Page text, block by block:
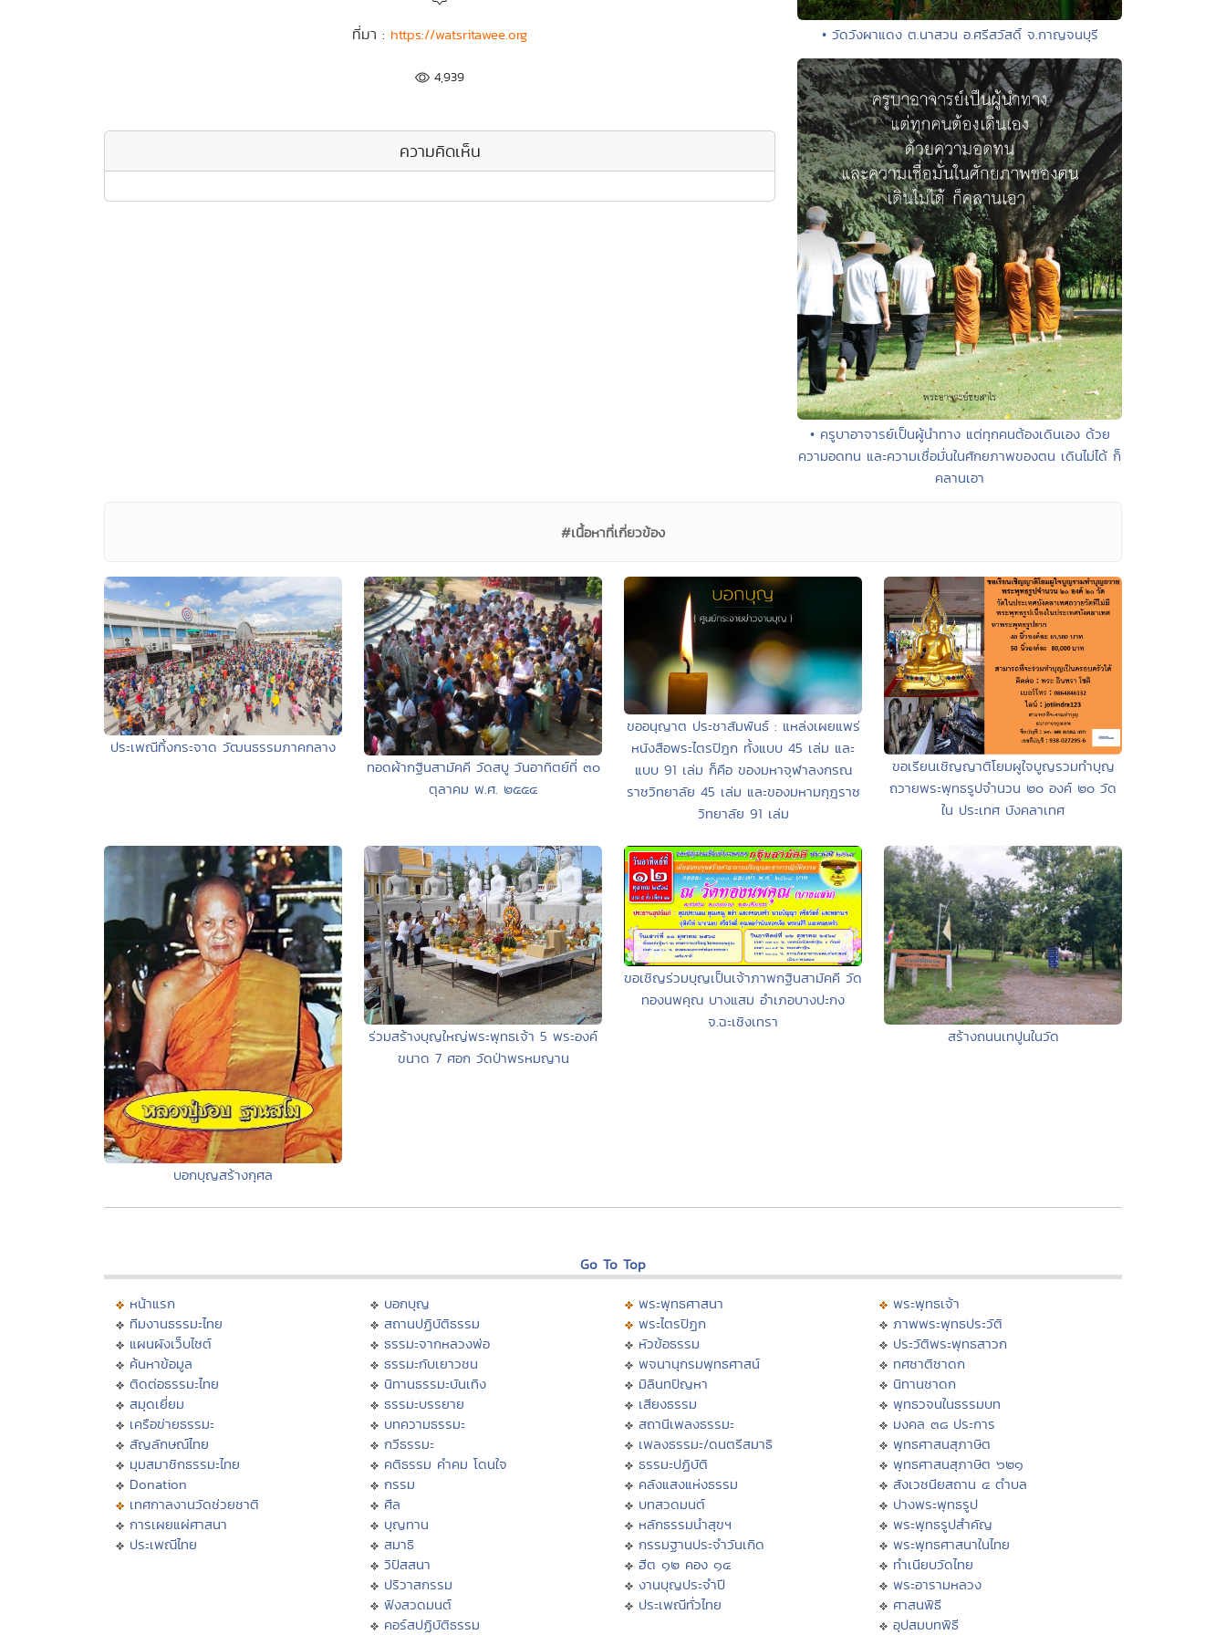
ที่มา : https://watsritawee.org
4,939
ความคิดเห็น
• วัดวังผาแดง ต.นาสวน อ.ศรีสวัสดิ์ จ.กาญจนบุรี
• ครูบาอาจารย์เป็นผู้นำทาง แต่ทุกคนต้องเดินเอง ด้วย
ความอดทน และความเชื่อมั่นในศักยภาพของตน เดินไม่ได้ ก็
คลานเอา
#เนื้อหาที่เกี่ยวข้อง
ประเพณีทิ้งกระจาด วัฒนธรรมภาคกลาง
ทอดผ้ากฐินสามัคคี วัดสบู วันอาทิตย์ที่ ๓๐
ตุลาคม พ.ศ. ๒๕๕๔
ขออนุญาต ประชาสัมพันธ์ : แหล่งเผยแพร่
หนังสือพระไตรปิฎก ทั้งแบบ 45 เล่ม และ
แบบ 91 เล่ม ก็คือ ของมหาจุฬาลงกรณ
ราชวิทยาลัย 45 เล่ม และของมหามกุฎราช
วิทยาลัย 91 เล่ม
ขอเรียนเชิญญาติโยมผูใจบูญรวมทำบุญ
ถวายพระพุทธรูปจำนวน ๒๐ องค์ ๒๐ วัด
ใน ประเทศ บังคลาเทศ
บอกบุญสร้างกุศล
ร่วมสร้างบุญใหญ่พระพุทธเจ้า 5 พระองค์
ขนาด 7 ศอก วัดป่าพรหมญาน
ขอเชิญร่วมบุญเป็นเจ้าภาพกฐินสามัคคี วัด
ทองนพคุณ บางแสม อำเภอบางปะกง
จ.ฉะเชิงเทรา
สร้างถนนเทปูนในวัด
Go To Top
หน้าแรก
ทีมงานธรรมะไทย
แผนผังเว็บไซต์
ค้นหาข้อมูล
ติดต่อธรรมะไทย
สมุดเยี่ยม
เครือข่ายธรรมะ
สัญลักษณ์ไทย
มุมสมาชิกธรรมะไทย
Donation
เทศกาลงานวัดช่วยชาติ
การเผยแผ่ศาสนา
ประเพณีไทย
บอกบุญ
สถานปฏิบัติธรรม
ธรรมะจากหลวงพ่อ
ธรรมะกับเยาวชน
นิทานธรรมะบันเทิง
ธรรมะบรรยาย
บทความธรรมะ
กวีธรรมะ
คติธรรม คำคม โดนใจ
กรรม
ศีล
บุญทาน
สมาธิ
วิปัสสนา
ปริวาสกรรม
ฟังสวดมนต์
คอร์สปฏิบัติธรรม
พระพุทธศาสนา
พระไตรปิฏก
หัวข้อธรรม
พจนานุกรมพุทธศาสน์
มิลินทปัญหา
เสียงธรรม
สถานีเพลงธรรมะ
เพลงธรรมะ/ดนตรีสมาธิ
ธรรมะปฏิบัติ
คลังแสงแห่งธรรม
บทสวดมนต์
หลักธรรมนำสุขฯ
กรรมฐานประจำวันเกิด
ฮีต ๑๒ คอง ๑๔
งานบุญประจำปี
ประเพณีทั่วไทย
พระพุทธเจ้า
ภาพพระพุทธประวัติ
ประวัติพระพุทธสาวก
ทศชาติชาดก
นิทานชาดก
พุทธวจนในธรรมบท
มงคล ๓๘ ประการ
พุทธศาสนสุภาษิต
พุทธศาสนสุภาษิต ๖๒๑
สังเวชนียสถาน ๔ ตำบล
ปางพระพุทธรูป
พระพุทธรูปสำคัญ
พระพุทธศาสนาในไทย
ทำเนียบวัดไทย
พระอารามหลวง
ศาสนพิธี
อุปสมบทพิธี